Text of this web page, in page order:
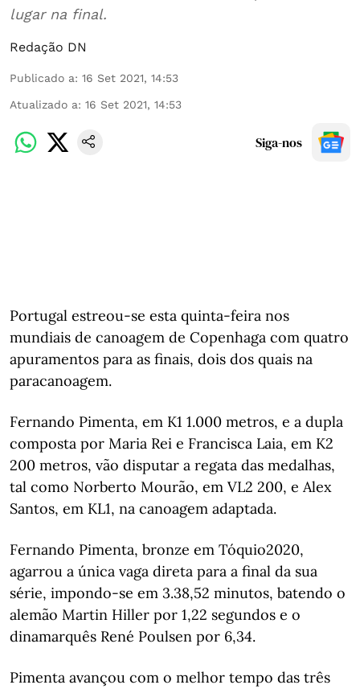
lugar na final.
Redação DN
Publicado a: 16 Set 2021, 14:53
Atualizado a: 16 Set 2021, 14:53
Siga-nos
Portugal estreou-se esta quinta-feira nos
mundiais de canoagem de Copenhaga com quatro
apuramentos para as finais, dois dos quais na
paracanoagem.
Fernando Pimenta, em K1 1.000 metros, e a dupla
composta por Maria Rei e Francisca Laia, em K2
200 metros, vão disputar a regata das medalhas,
tal como Norberto Mourão, em VL2 200, e Alex
Santos, em KL1, na canoagem adaptada.
Fernando Pimenta, bronze em Tóquio2020,
agarrou a única vaga direta para a final da sua
série, impondo-se em 3.38,52 minutos, batendo o
alemão Martin Hiller por 1,22 segundos e o
dinamarquês René Poulsen por 6,34.
Pimenta avançou com o melhor tempo das três